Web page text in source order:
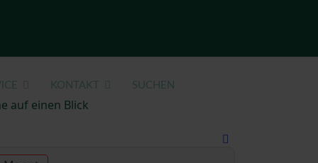
KONTAKT SUCHEN
auf einen Blick